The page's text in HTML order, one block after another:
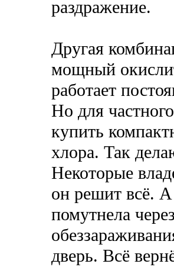
раздражение.
Другая
мощный
работает
Но для
купить
хлора. Так
Некоторые
он решит всё.
помутнела
дверь. Всё